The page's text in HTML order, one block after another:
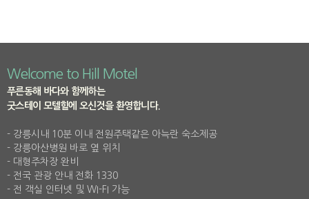
Welcome to Hill Motel
푸른동해 바다와 함께하는
굿스테이 모텔힐에 오신것을 환영합니다.
- 강릉시내 10분 이내 전원주택같은 아늑란 숙소제공
- 강릉아산병원 바로 옆 위치
- 대형주차장 완비
- 전국 관광 안내 전화 1330
- 전 객실 인터넷 및 WI-FI 가능